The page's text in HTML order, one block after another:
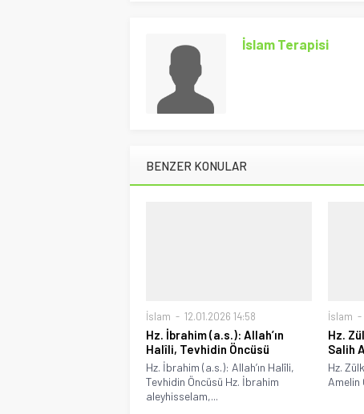
İslam Terapisi
BENZER KONULAR
İslam 12.01.2026 14:58
Hz. İbrahim (a.s.): Allah’ın
Halîli, Tevhidin Öncüsü
Hz. İbrahim (a.s.): Allah’ın Halîli,
Tevhidin Öncüsü Hz. İbrahim
aleyhisselam,...
İslam
Hz.
Salih
Hz.
Amelin